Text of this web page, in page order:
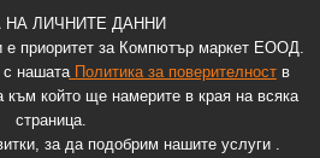
НА ЛИЧНИТЕ ДАННИ
е приоритет за Компютър маркет ЕООД.
с нашатаПолитика за поверителноств
към който ще намерите в края на всяка
страница.
за да подобрим нашите услуги .